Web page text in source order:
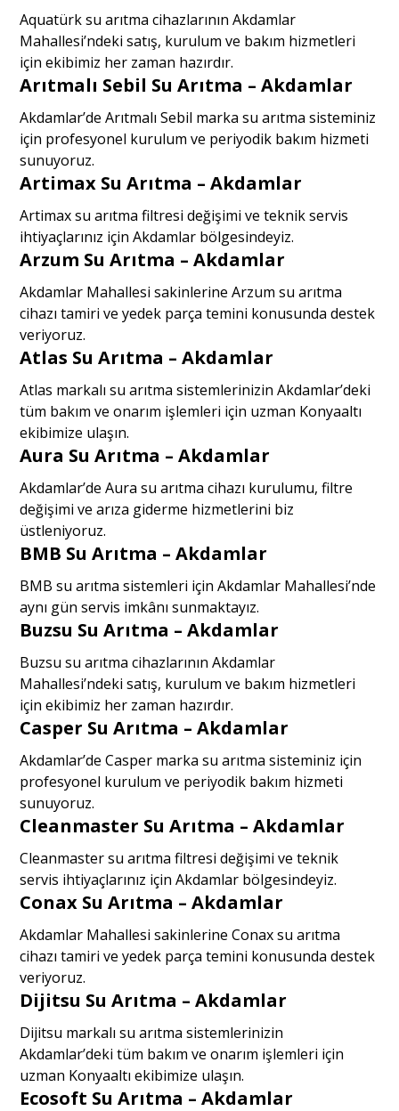
Aquatürk su arıtma cihazlarının Akdamlar
Mahallesi’ndeki satış, kurulum ve bakım hizmetleri
için ekibimiz her zaman hazırdır.
Arıtmalı Sebil Su Arıtma – Akdamlar
Akdamlar’de Arıtmalı Sebil marka su arıtma sisteminiz
için profesyonel kurulum ve periyodik bakım hizmeti
sunuyoruz.
Artimax Su Arıtma – Akdamlar
Artimax su arıtma filtresi değişimi ve teknik servis
ihtiyaçlarınız için Akdamlar bölgesindeyiz.
Arzum Su Arıtma – Akdamlar
Akdamlar Mahallesi sakinlerine Arzum su arıtma
cihazı tamiri ve yedek parça temini konusunda destek
veriyoruz.
Atlas Su Arıtma – Akdamlar
Atlas markalı su arıtma sistemlerinizin Akdamlar’deki
tüm bakım ve onarım işlemleri için uzman Konyaaltı
ekibimize ulaşın.
Aura Su Arıtma – Akdamlar
Akdamlar’de Aura su arıtma cihazı kurulumu, filtre
değişimi ve arıza giderme hizmetlerini biz
üstleniyoruz.
BMB Su Arıtma – Akdamlar
BMB su arıtma sistemleri için Akdamlar Mahallesi’nde
aynı gün servis imkânı sunmaktayız.
Buzsu Su Arıtma – Akdamlar
Buzsu su arıtma cihazlarının Akdamlar
Mahallesi’ndeki satış, kurulum ve bakım hizmetleri
için ekibimiz her zaman hazırdır.
Casper Su Arıtma – Akdamlar
Akdamlar’de Casper marka su arıtma sisteminiz için
profesyonel kurulum ve periyodik bakım hizmeti
sunuyoruz.
Cleanmaster Su Arıtma – Akdamlar
Cleanmaster su arıtma filtresi değişimi ve teknik
servis ihtiyaçlarınız için Akdamlar bölgesindeyiz.
Conax Su Arıtma – Akdamlar
Akdamlar Mahallesi sakinlerine Conax su arıtma
cihazı tamiri ve yedek parça temini konusunda destek
veriyoruz.
Dijitsu Su Arıtma – Akdamlar
Dijitsu markalı su arıtma sistemlerinizin
Akdamlar’deki tüm bakım ve onarım işlemleri için
uzman Konyaaltı ekibimize ulaşın.
Ecosoft Su Arıtma – Akdamlar